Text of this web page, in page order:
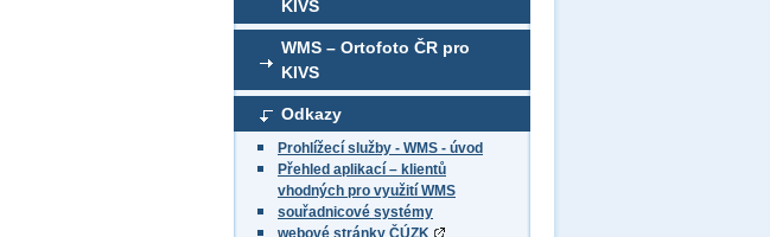
KIVS
WMS – Ortofoto ČR pro
KIVS
Odkazy
Prohlížecí služby - WMS - úvod
Přehled aplikací – klientů
vhodných pro využití WMS
souřadnicové systémy
webové stránky ČÚZK